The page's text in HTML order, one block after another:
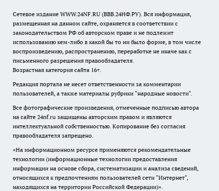
Сетевое издание WWW.24NF.RU (ВВВ.24НФ.РУ). Вся информация,
размещенная на данном сайте, охраняется в соответствии с
законодательством РФ об авторском праве и не подлежит
использованию кем-либо в какой бы то ни было форме, в том числе
воспроизведению, распространению, переработке не иначе как с
письменного разрешения правообладателя.
Возрастная категория сайта 16+.
Редакция портала не несет ответственности за комментарии
пользователей, а также материалы рубрики "народные новости".
Все фотографические произведения, отмеченные подписью автора
на сайте 24nf.ru защищены авторским правом и являются
интеллектуальной собственностью. Копирование без согласия
правообладателя запрещено.
«На информационном ресурсе применяются рекомендательные
технологии (информационные технологии предоставления
информации на основе сбора, систематизации и анализа сведений,
относящихся к предпочтениям пользователей сети "Интернет",
находящихся на территории Российской Федерации)».